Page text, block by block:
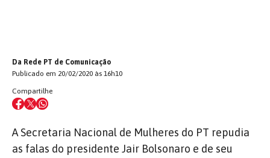
Da Rede PT de Comunicação
Publicado em 20/02/2020 às 16h10
Compartilhe
A Secretaria Nacional de Mulheres do PT repudia
as falas do presidente Jair Bolsonaro e de seu